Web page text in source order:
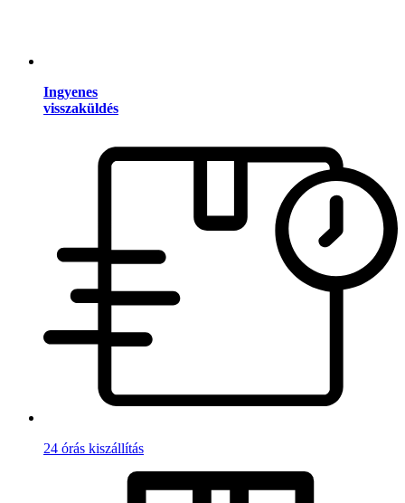
Ingyenes
visszaküldés
24 órás kiszállítás